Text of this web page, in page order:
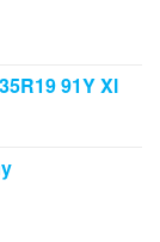
91Y Xl